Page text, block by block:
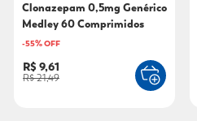
Clonazepam 0,5mg Genérico
Medley 60 Comprimidos
-55% OFF
R$ 9,61
R$ 21,49